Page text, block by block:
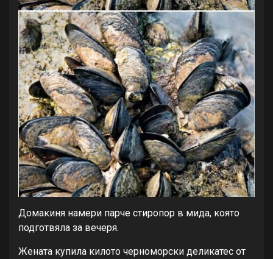
Домакиня намери парче стиропор в мида, която
подготвяла за вечеря.
Жената купила килото черноморски деликатес от